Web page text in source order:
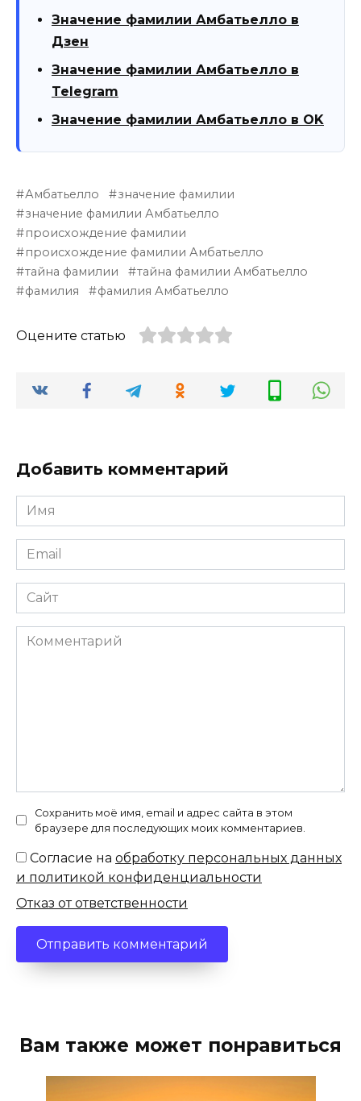
Значение фамилии Амбатьелло в
Дзен
Значение фамилии Амбатьелло в
Telegram
Значение фамилии Амбатьелло в OK
Амбатьелло
значение фамилии
значение фамилии Амбатьелло
происхождение фамилии
происхождение фамилии Амбатьелло
тайна фамилии
тайна фамилии Амбатьелло
фамилия
фамилия Амбатьелло
Оцените статью
Добавить комментарий
Имя
*
Email
*
Сайт
Комментарий
Сохранить моё имя, email и адрес сайта в этом
браузере для последующих моих комментариев.
Согласие на обработку персональных данных
и политикой конфиденциальности
Отказ от ответственности
Вам также может понравиться